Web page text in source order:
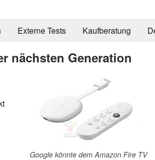
Externe Tests Kaufberatung
nächsten Generation
Google könnte dem Amazon Fire TV